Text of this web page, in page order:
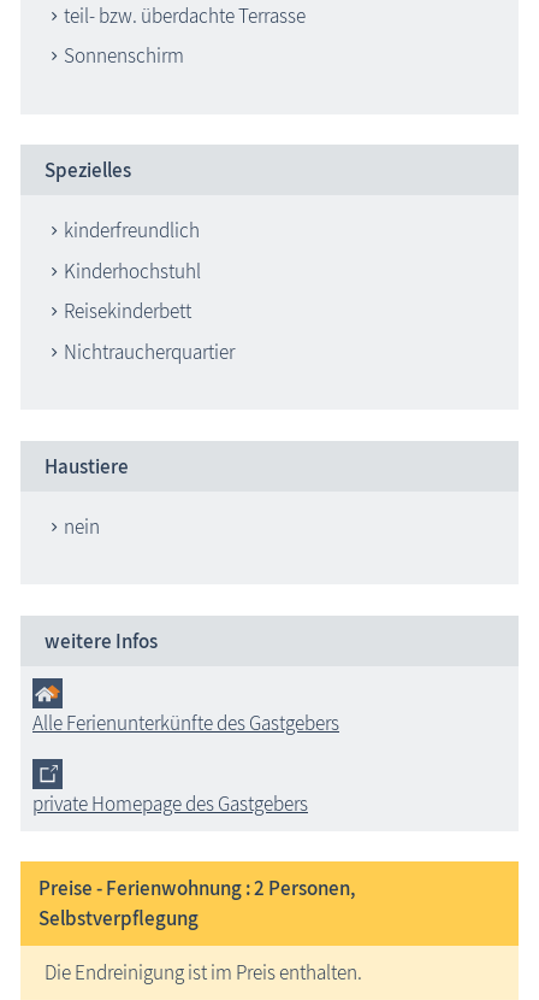
teil- bzw. überdachte Terrasse
Sonnenschirm
Spezielles
kinderfreundlich
Kinderhochstuhl
Reisekinderbett
Nichtraucherquartier
Haustiere
nein
weitere Infos
Alle Ferienunterkünfte des Gastgebers
private Homepage des Gastgebers
Preise - Ferienwohnung : 2 Personen,
Selbstverpflegung
Die Endreinigung ist im Preis enthalten.